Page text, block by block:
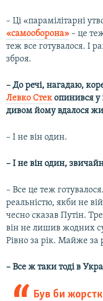
– Ці «парамілітарні
«самооборона» – це
теж все готувалося. І
зброя.
– До речі, нагадаю,
Левко Стекопинився у
дивом йому вдалося
– І не він один.
– І не він один,
– Все це теж
реальністю, якби не
чесно сказав Путін.
він не лишив жодних
Рівно за рік. Майже за
– Все ж таки тоді в
Був би